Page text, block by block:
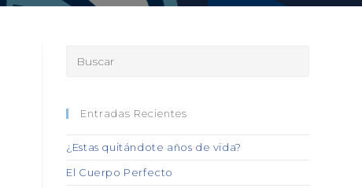
Entradas Recientes
¿Estas quitándote años de vida?
El Cuerpo Perfecto